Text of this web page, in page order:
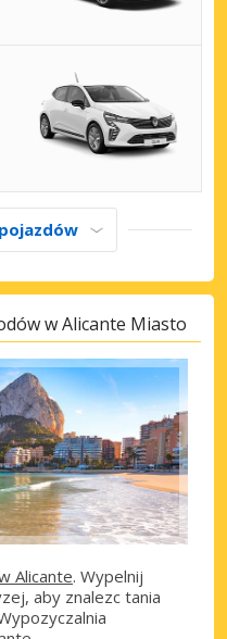
w Alicante Miasto
Alicante. Wypelnij
aby znalezc tania